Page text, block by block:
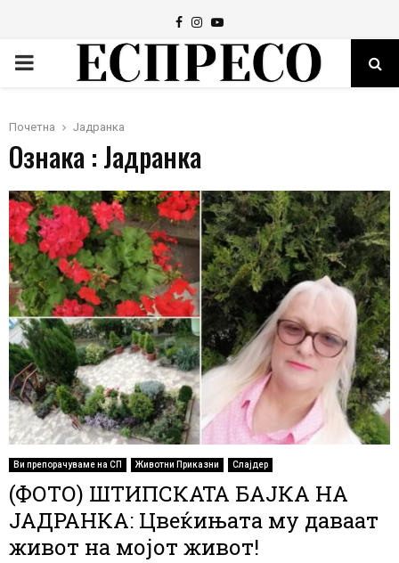
Facebook
Instagram
Youtube
PRIMARY
Почетна Јадранка
Ознака : Јадранка
Ви препорачуваме на СП Животни Приказни Слајдер
(ФОТО) ШТИПСКАТА БАЈКА НА
ЈАДРАНКА: Цвеќињата му даваат
живот на мојот живот!